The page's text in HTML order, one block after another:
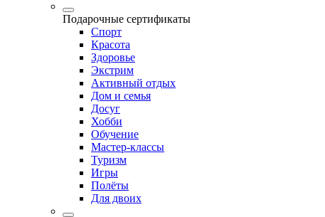
Подарочные сертификаты
Спорт
Красота
Здоровье
Экстрим
Активный отдых
Дом и семья
Досуг
Хобби
Обучение
Мастер-классы
Туризм
Игры
Полёты
Для двоих